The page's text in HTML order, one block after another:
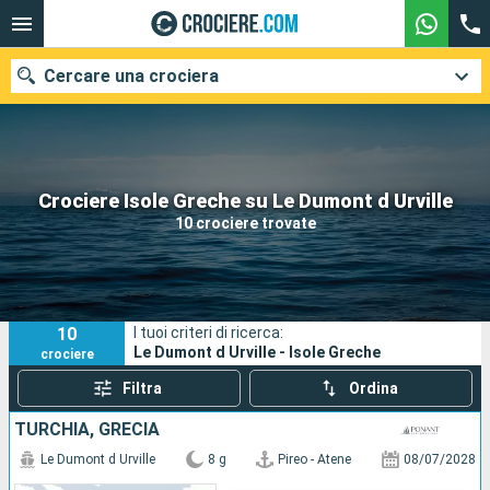
Crociere Isole Greche su Le Dumont d Urville
10 crociere trovate
Cercare una crociera
Le nostre destinazioni
Mesi di partenza
Porti Compagnie
Ricerca
10
crociere
I tuoi criteri di ricerca:
Le Dumont d Urville - Isole Greche
Filtra Ordina
TURCHIA, GRECIA
Le Dumont d Urville 8 g Pireo - Atene 08/07/2028